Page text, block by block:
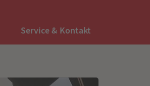
Service & Kontakt